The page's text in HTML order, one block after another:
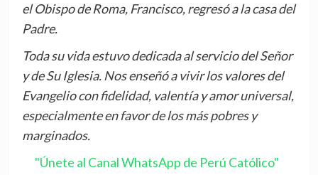
el Obispo de Roma, Francisco, regresó a la casa del
Padre.
Toda su vida estuvo dedicada al servicio del Señor
y de Su Iglesia. Nos enseñó a vivir los valores del
Evangelio con fidelidad, valentía y amor universal,
especialmente en favor de los más pobres y
marginados.
"Únete al Canal WhatsApp de Perú Católico"